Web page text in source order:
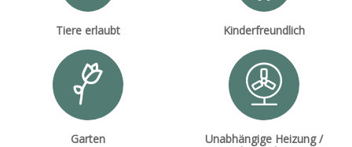
Tiere erlaubt Kinderfreundlich
Garten
Unabhängige Heizung /